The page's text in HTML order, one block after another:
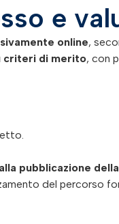
e
online,
criteri di merito, con
pubblicazione
del percorso